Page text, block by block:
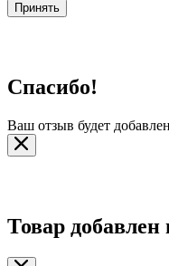
Принять
Спасибо!
Ваш отзыв будет
Товар добавлен